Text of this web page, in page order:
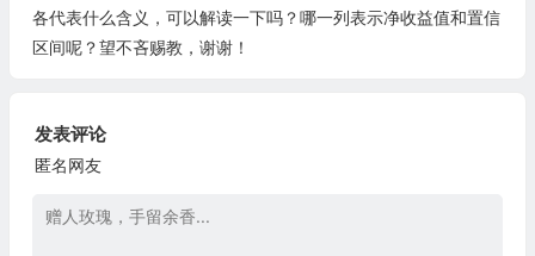
各代表什么含义，可以解读一下吗？哪一列表示净收益值和置信
区间呢？望不吝赐教，谢谢！
发表评论
匿名网友